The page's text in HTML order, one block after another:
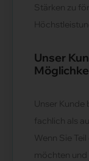
Stärken zu
Unser
Unser Kunde
fachlich als
Wenn Sie
möchten und